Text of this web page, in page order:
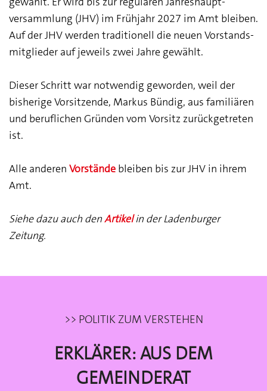
versammlung (JHV) im Frühjahr 2027 im Amt bleiben.
Auf der JHV werden traditionell die neuen Vorstands­
mitglieder auf jeweils zwei Jahre gewählt.
Dieser Schritt war notwendig geworden, weil der
bisherige Vorsitzende, Markus Bündig, aus familiären
und beruflichen Gründen vom Vorsitz zurückgetreten
ist.
Alle anderen Vorstände bleiben bis zur JHV in ihrem
Amt.
Siehe dazu auch denArtikelin der Ladenburger
Zeitung.
>> Politik zum Verstehen
Erklärer: Aus dem
Gemeinderat